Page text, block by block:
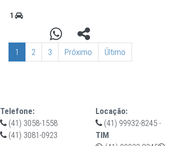
1
1 2 3 Próximo Último
Telefone:
(41) 3058-1558
(41) 3081-0923
Locação:
(41) 99932-8245-
TIM